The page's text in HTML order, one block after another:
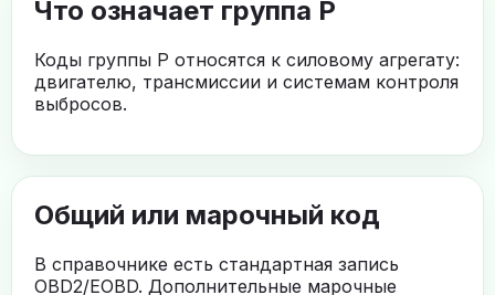
Что означает группа P
Коды группы P относятся к силовому агрегату:
двигателю, трансмиссии и системам контроля
выбросов.
Общий или марочный код
В справочнике есть стандартная запись
OBD2/EOBD. Дополнительные марочные